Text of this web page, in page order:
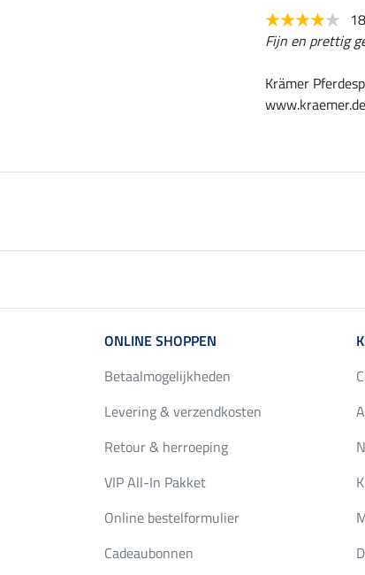
Fijn en prettig
Krämer
www.kraemer.de
ONLINE SHOPPEN
Betaalmogelijkheden
Levering & verzendkosten
Retour & herroeping
VIP All-In Pakket
Online bestelformulier
Cadeaubonnen